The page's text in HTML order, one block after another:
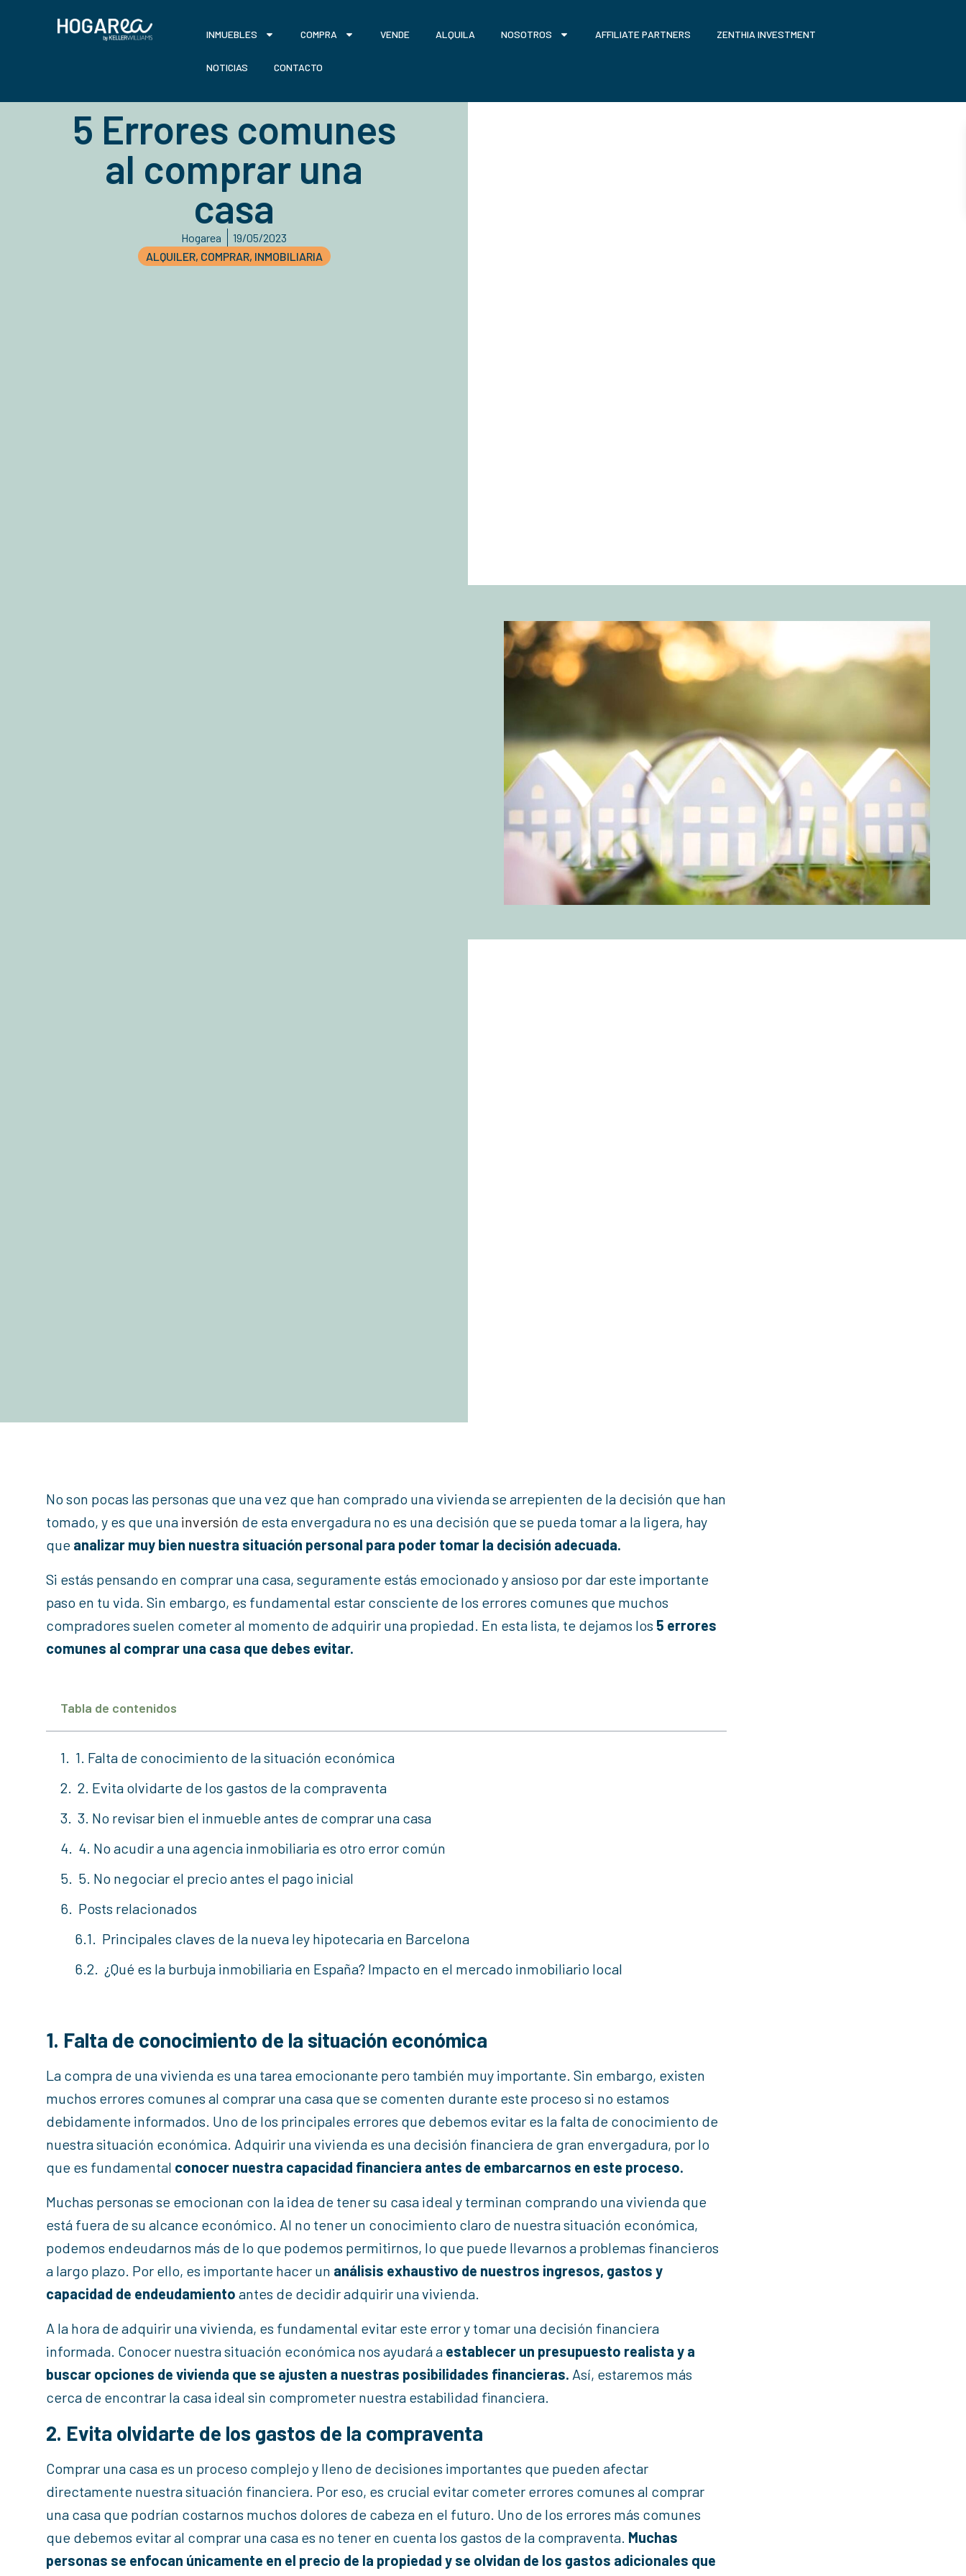
INMUEBLES COMPRA VENDE ALQUILA NOSOTROS AFFILIATE PARTNERS ZENTHIA INVESTMENT
NOTICIAS CONTACTO
5 Errores comunes
al comprar una
casa
Hogarea
19/05/2023
ALQUILER, COMPRAR, INMOBILIARIA
No son pocas las personas que una vez que han comprado una vivienda se arrepienten de la decisión que han
tomado, y es que una inversión de esta envergadura no es una decisión que se pueda tomar a la ligera, hay
que analizar muy bien nuestra situación personal para poder tomar la decisión adecuada.
Si estás pensando en comprar una casa, seguramente estás emocionado y ansioso por dar este importante
paso en tu vida. Sin embargo, es fundamental estar consciente de los errores comunes que muchos
compradores suelen cometer al momento de adquirir una propiedad. En esta lista, te dejamos los 5 errores
comunes al comprar una casa que debes evitar.
Tabla de contenidos
1. Falta de conocimiento de la situación económica
2. Evita olvidarte de los gastos de la compraventa
3. No revisar bien el inmueble antes de comprar una casa
4. No acudir a una agencia inmobiliaria es otro error común
5. No negociar el precio antes el pago inicial
Posts relacionados
Principales claves de la nueva ley hipotecaria en Barcelona
¿Qué es la burbuja inmobiliaria en España? Impacto en el mercado inmobiliario local
1. Falta de conocimiento de la situación económica
La compra de una vivienda es una tarea emocionante pero también muy importante. Sin embargo, existen
muchos errores comunes al comprar una casa que se comenten durante este proceso si no estamos
debidamente informados. Uno de los principales errores que debemos evitar es la falta de conocimiento de
nuestra situación económica. Adquirir una vivienda es una decisión financiera de gran envergadura, por lo
que es fundamental conocer nuestra capacidad financiera antes de embarcarnos en este proceso.
Muchas personas se emocionan con la idea de tener su casa ideal y terminan comprando una vivienda que
está fuera de su alcance económico. Al no tener un conocimiento claro de nuestra situación económica,
podemos endeudarnos más de lo que podemos permitirnos, lo que puede llevarnos a problemas financieros
a largo plazo. Por ello, es importante hacer un análisis exhaustivo de nuestros ingresos, gastos y
capacidad de endeudamiento antes de decidir adquirir una vivienda.
A la hora de adquirir una vivienda, es fundamental evitar este error y tomar una decisión financiera
informada. Conocer nuestra situación económica nos ayudará a establecer un presupuesto realista y a
buscar opciones de vivienda que se ajusten a nuestras posibilidades financieras. Así, estaremos más
cerca de encontrar la casa ideal sin comprometer nuestra estabilidad financiera.
2. Evita olvidarte de los gastos de la compraventa
Comprar una casa es un proceso complejo y lleno de decisiones importantes que pueden afectar
directamente nuestra situación financiera. Por eso, es crucial evitar cometer errores comunes al comprar
una casa que podrían costarnos muchos dolores de cabeza en el futuro. Uno de los errores más comunes
que debemos evitar al comprar una casa es no tener en cuenta los gastos de la compraventa. Muchas
personas se enfocan únicamente en el precio de la propiedad y se olvidan de los gastos adicionales que